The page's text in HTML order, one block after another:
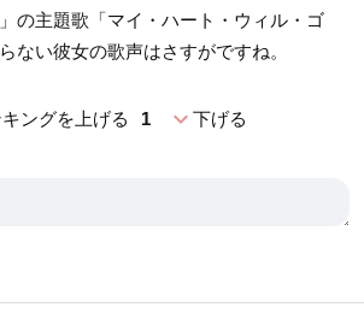
の主題歌「マイ・ハート・ウィル・ゴ
ない彼女の歌声はさすがですね。
ングを上げる 1 expand_more下げる